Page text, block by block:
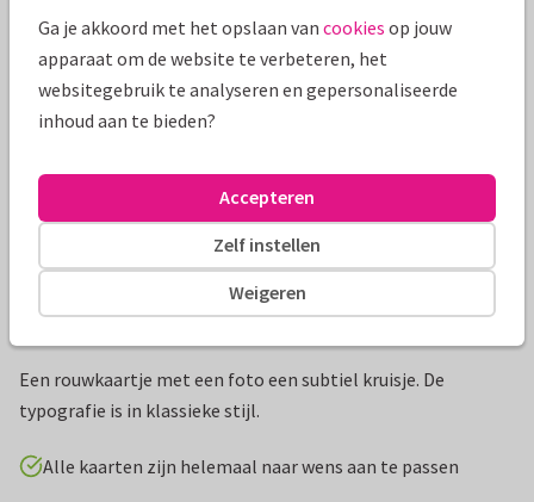
Mooie extra's bij je kaart
Een rouwkaartje met een foto een subtiel kruisje. De
typografie is in klassieke stijl.
Alle kaarten zijn helemaal naar wens aan te passen
Ga je akkoord met het opslaan van cookies op jouw
apparaat om de website te verbeteren, het
websitegebruik te analyseren en gepersonaliseerde
inhoud aan te bieden?
Weigeren
Zelf instellen
Accepteren